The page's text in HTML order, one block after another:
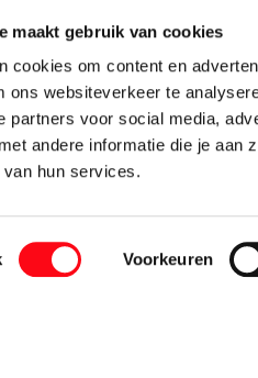
maakt gebruik van cookies
cookies om content en
ons websiteverkeer te
partners voor social media,
andere informatie die je aan
hun services.
Voorkeuren
Winkels
Winkelzoeker